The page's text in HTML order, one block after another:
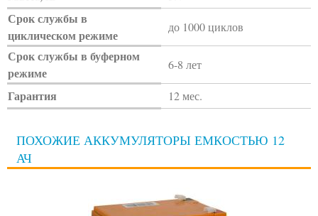
Срок службы в
циклическом режиме
до 1000 циклов
Срок службы в буферном
режиме
6-8 лет
Гарантия 12 мес.
ПОХОЖИЕ АККУМУЛЯТОРЫ ЕМКОСТЬЮ 12
АЧ